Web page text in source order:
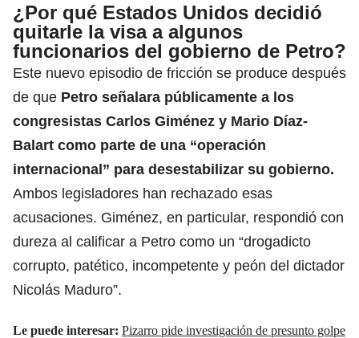
¿Por qué Estados Unidos decidió
quitarle la visa a algunos
funcionarios del gobierno de Petro?
Este nuevo episodio de fricción se produce después
de que Petro señalara públicamente a los
congresistas Carlos Giménez y Mario Díaz-
Balart como parte de una “operación
internacional” para desestabilizar su gobierno.
Ambos legisladores han rechazado esas
acusaciones. Giménez, en particular, respondió con
dureza al calificar a Petro como un “drogadicto
corrupto, patético, incompetente y peón del dictador
Nicolás Maduro”.
Le puede interesar: Pizarro pide investigación de presunto golpe